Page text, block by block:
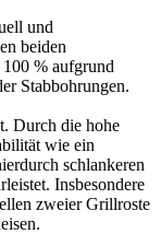
und
beiden
% aufgrund
Stabbohrungen.
Durch die hohe
wie ein
schlankeren
Insbesondere
zweier Grillroste